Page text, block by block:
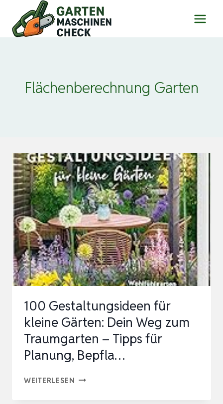
Inhalt
springen
Flächenberechnung Garten
100 Gestaltungsideen für
kleine Gärten: Dein Weg zum
Traumgarten – Tipps für
Planung, Bepfla…
WEITERLESEN 100